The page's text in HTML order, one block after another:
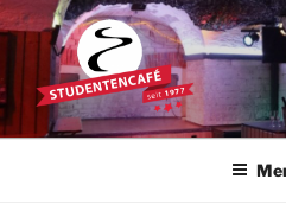
Zum
Inhalt
springen
Die Kultkneipe in Ulm seit 1977